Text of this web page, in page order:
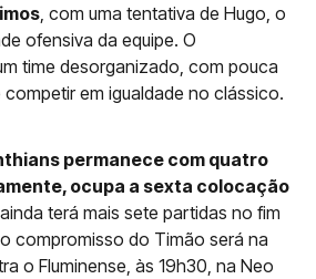
, com uma tentativa de Hugo, o
ofensiva da equipe. O
time desorganizado, com pouca
em igualdade no clássico.
permanece com quatro
ocupa a sexta colocação
terá mais sete partidas no fim
compromisso do Timão será na
o Fluminense, às 19h30, na Neo